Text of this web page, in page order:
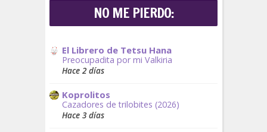
NO ME PIERDO:
El Librero de Tetsu Hana
Preocupadita por mi Valkiria
Hace 2 días
Koprolitos
Cazadores de trilobites (2026)
Hace 3 días